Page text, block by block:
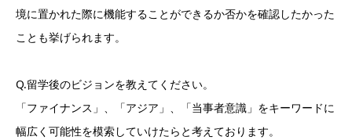
境に置かれた際に機能することができるか否かを確認したかった
ことも挙げられます。
Q.留学後のビジョンを教えてください。
「ファイナンス」、「アジア」、「当事者意識」をキーワードに
幅広く可能性を模索していけたらと考えております。